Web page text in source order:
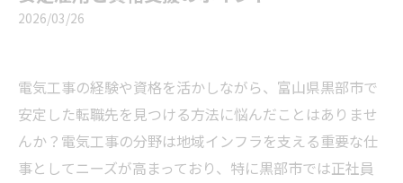
2026/03/26
電気工事の経験や資格を活かしながら、富山県黒部市で
安定した転職先を見つける方法に悩んだことはありませ
んか？電気工事の分野は地域インフラを支える重要な仕
事としてニーズが高まっており、特に黒部市では正社員